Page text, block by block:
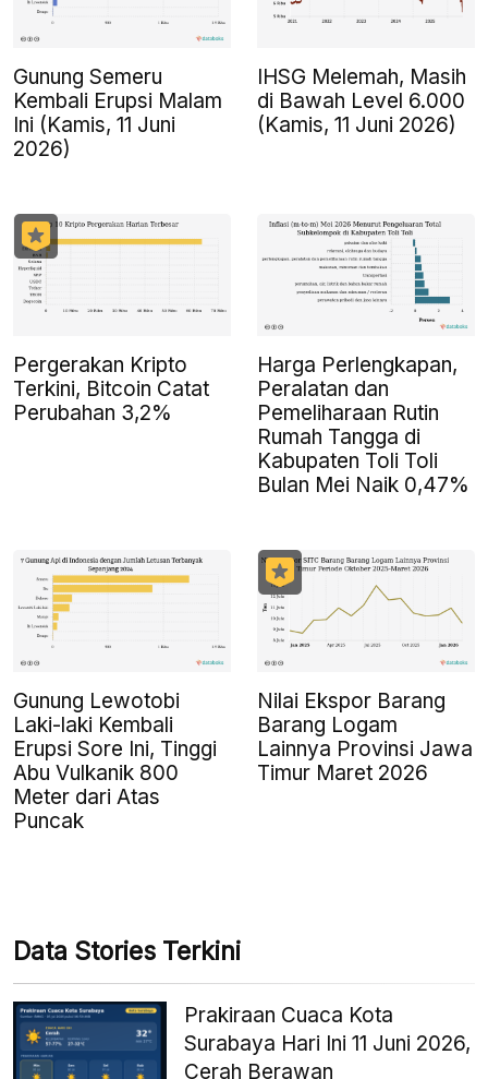
Gunung Semeru
Kembali Erupsi Malam
Ini (Kamis, 11 Juni
2026)
IHSG Melemah, Masih
di Bawah Level 6.000
(Kamis, 11 Juni 2026)
Pergerakan Kripto
Terkini, Bitcoin Catat
Perubahan 3,2%
Harga Perlengkapan,
Peralatan dan
Pemeliharaan Rutin
Rumah Tangga di
Kabupaten Toli Toli
Bulan Mei Naik 0,47%
Gunung Lewotobi
Laki-laki Kembali
Erupsi Sore Ini, Tinggi
Abu Vulkanik 800
Meter dari Atas
Puncak
Nilai Ekspor Barang
Barang Logam
Lainnya Provinsi Jawa
Timur Maret 2026
Data Stories Terkini
Prakiraan Cuaca Kota
Surabaya Hari Ini 11 Juni 2026,
Cerah Berawan